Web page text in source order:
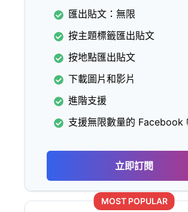
匯出貼文：無限
按主題標籤匯出貼文
按地點匯出貼文
下載圖片和影片
進階支援
支援無限數量的 Facebook
立即訂閱
MOST POPULAR